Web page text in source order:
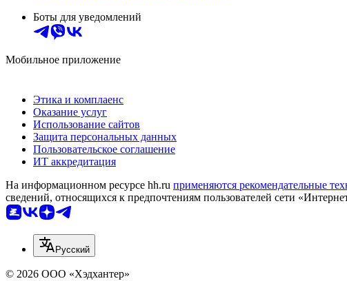
Боты для уведомлений
Мобильное приложение
Этика и комплаенс
Оказание услуг
Использование сайтов
Защита персональных данных
Пользовательское соглашение
ИТ аккредитация
На информационном ресурсе hh.ru применяются рекомендательные
сведений, относящихся к предпочтениям пользователей сети
Русский
© 2026 ООО «Хэдхантер»